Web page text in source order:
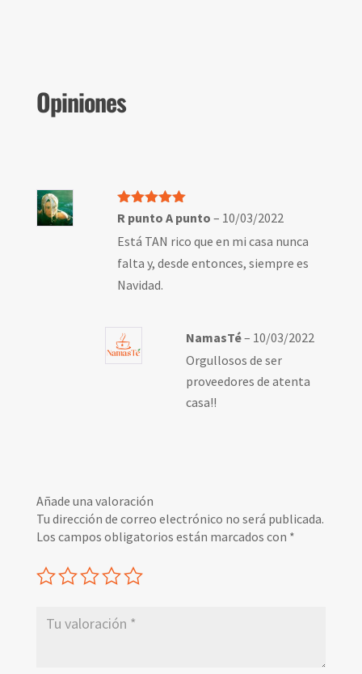
Opiniones
Valorado
con
de 5
R punto A punto – 10/03/2022
Está TAN rico que en mi casa nunca
falta y, desde entonces, siempre es
Navidad.
NamasTé– 10/03/2022
Orgullosos de ser
proveedores de atenta
casa!!
Añade una valoración
Tu dirección de correo electrónico no será publicada.
Los campos obligatorios están marcados con *